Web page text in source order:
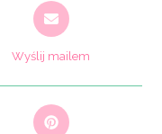
Opens
in
new
window
Wyślij mailem
Opens